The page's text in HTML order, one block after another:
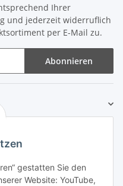
Ihrer
und jederzeit widerruflich
per E-Mail zu.
Abonnieren
gestatten Sie den
Website: YouTube,